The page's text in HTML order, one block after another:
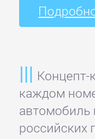
Концепт-
каждом
автомобиль
российских
Детская
Детская
фантастика
Детские